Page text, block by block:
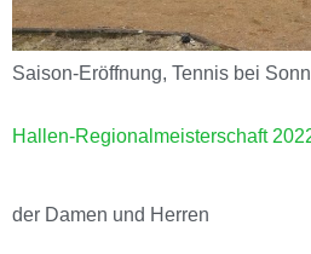
Saison-Eröffnung, Tennis bei
Hallen-Regionalmeisterschaft
der Damen und Herren